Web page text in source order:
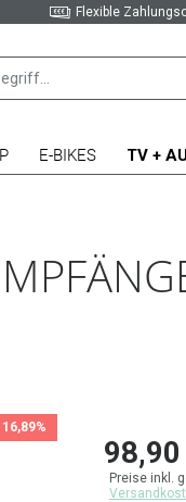
Flexible
E-BIKES TV +
16,89%
Preise inkl.